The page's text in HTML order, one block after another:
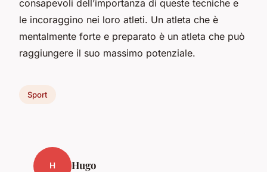
consapevoli dell’importanza di queste tecniche e
le incoraggino nei loro atleti. Un atleta che è
mentalmente forte e preparato è un atleta che può
raggiungere il suo massimo potenziale.
Sport
H Hugo